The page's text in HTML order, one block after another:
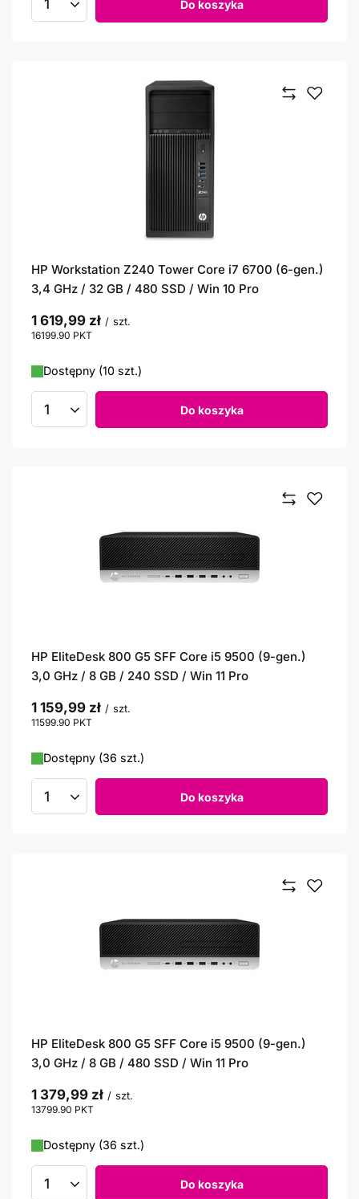
Ilość produktów Do koszyka
HP Workstation Z240 Tower Core i7 6700 (6-gen.)
3,4 GHz / 32 GB / 480 SSD / Win 10 Pro
1 619,99 zł / szt.
16199.90 PKT
Dostępny (10 szt.)
Ilość produktów Do koszyka
HP EliteDesk 800 G5 SFF Core i5 9500 (9-gen.)
3,0 GHz / 8 GB / 240 SSD / Win 11 Pro
1 159,99 zł / szt.
11599.90 PKT
Dostępny (36 szt.)
Ilość produktów Do koszyka
HP EliteDesk 800 G5 SFF Core i5 9500 (9-gen.)
3,0 GHz / 8 GB / 480 SSD / Win 11 Pro
1 379,99 zł / szt.
13799.90 PKT
Dostępny (36 szt.)
Ilość produktów Do koszyka